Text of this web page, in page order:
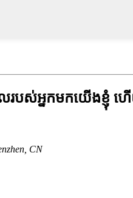
បស់អ្នកមកយើងខ្ញុំ
CN